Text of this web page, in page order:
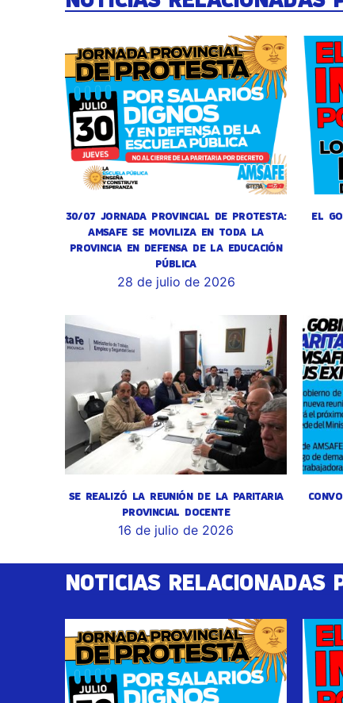
30/07 JORNADA PROVINCIAL DE PROTESTA:
AMSAFE SE MOVILIZA EN TODA LA
PROVINCIA EN DEFENSA DE LA EDUCACIÓN
PÚBLICA
28 de julio de 2026
EL
SE REALIZÓ LA REUNIÓN DE LA PARITARIA
PROVINCIAL DOCENTE
16 de julio de 2026
NOTICIAS RELACIONADAS